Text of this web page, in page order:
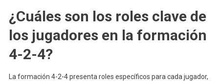
¿Cuáles son los roles clave de
los jugadores en la formación
4-2-4?
La formación 4-2-4 presenta roles específicos para cada jugador,